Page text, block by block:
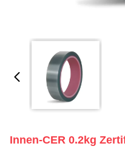
Innen-CER 0.2kg